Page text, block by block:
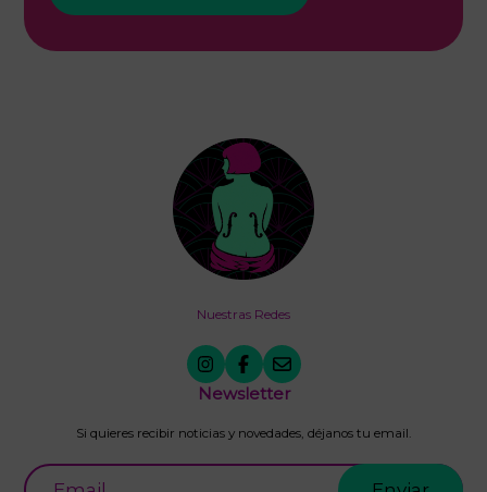
Nuestras Redes
Newsletter
Si quieres recibir noticias y novedades, déjanos tu email.